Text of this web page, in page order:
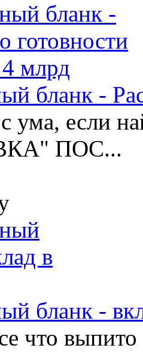
бланк -
ума, если
ПОС...
бланк -
что